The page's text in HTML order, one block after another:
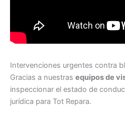
Intervenciones urgentes contra
Gracias a nuestras equipos de
inspeccionar el estado de
jurídica para Tot Repara.